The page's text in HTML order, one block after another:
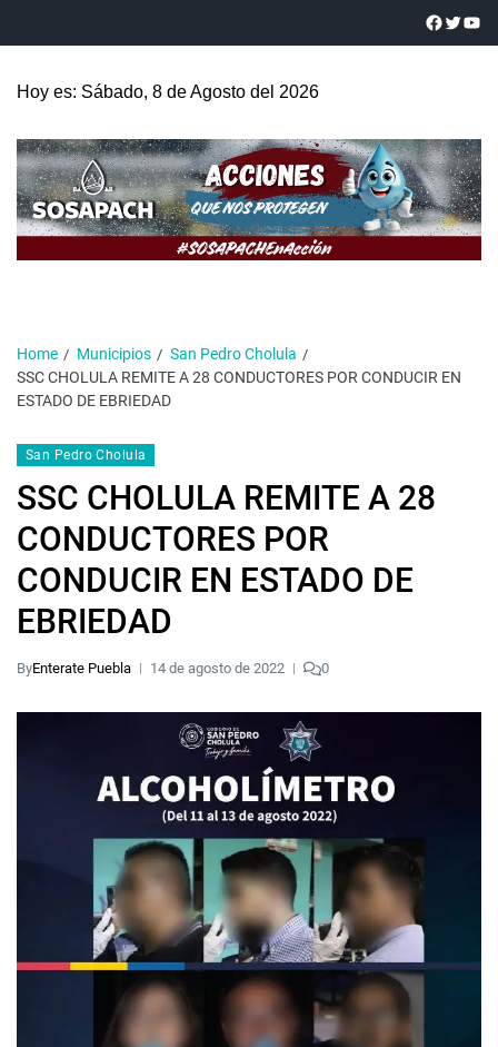
Hoy es: Sábado, 8 de Agosto del 2026
Home Municipios
San Pedro Cholula
SSC CHOLULA REMITE A 28 CONDUCTORES POR CONDUCIR EN
ESTADO DE EBRIEDAD
San Pedro Cholula
SSC CHOLULA REMITE A 28
CONDUCTORES POR
CONDUCIR EN ESTADO DE
EBRIEDAD
ByEnterate Puebla 14 de agosto de 2022 0